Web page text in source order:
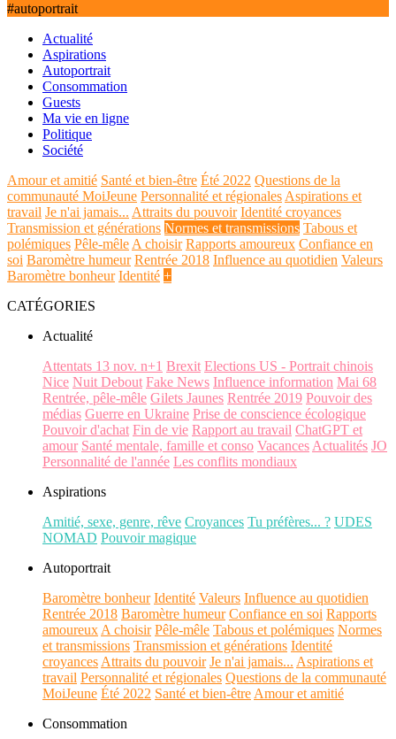
#autoportrait
Actualité
Aspirations
Autoportrait
Consommation
Guests
Ma vie en ligne
Politique
Société
Amour et amitié Santé et bien-être Été 2022 Questions de la
communauté MoiJeune Personnalité et régionales Aspirations et
travail Je n'ai jamais... Attraits du pouvoir Identité croyances
Transmission et générations Normes et transmissions Tabous et
polémiques Pêle-mêle A choisir Rapports amoureux Confiance en
soi Baromètre humeur Rentrée 2018 Influence au quotidien Valeurs
Baromètre bonheur Identité +
CATÉGORIES
Actualité
Attentats 13 nov. n+1 Brexit Elections US - Portrait chinois
Nice Nuit Debout Fake News Influence information Mai 68
Rentrée, pêle-mêle Gilets Jaunes Rentrée 2019 Pouvoir des
médias Guerre en Ukraine Prise de conscience écologique
Pouvoir d'achat Fin de vie Rapport au travail ChatGPT et
amour Santé mentale, famille et conso Vacances Actualités JO
Personnalité de l'année Les conflits mondiaux
Aspirations
Amitié, sexe, genre, rêve Croyances Tu préfères... ? UDES
NOMAD Pouvoir magique
Autoportrait
Baromètre bonheur Identité Valeurs Influence au quotidien
Rentrée 2018 Baromètre humeur Confiance en soi Rapports
amoureux A choisir Pêle-mêle Tabous et polémiques Normes
et transmissions Transmission et générations Identité
croyances Attraits du pouvoir Je n'ai jamais... Aspirations et
travail Personnalité et régionales Questions de la communauté
MoiJeune Été 2022 Santé et bien-être Amour et amitié
Consommation